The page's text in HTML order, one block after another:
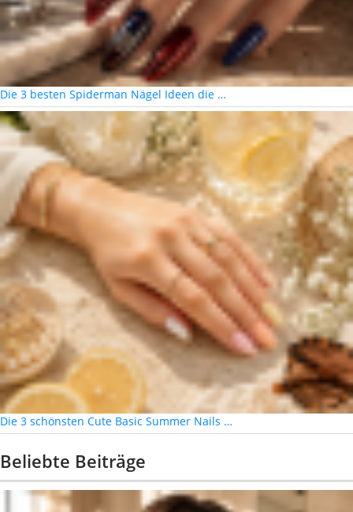
Die 3 besten Spiderman Nägel Ideen die …
Die 3 schönsten Cute Basic Summer Nails …
Beliebte Beiträge